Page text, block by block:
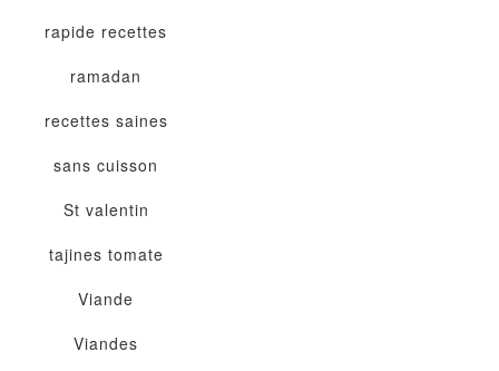
rapide recettes
ramadan
recettes saines
sans cuisson
St valentin
tajines tomate
Viande
Viandes